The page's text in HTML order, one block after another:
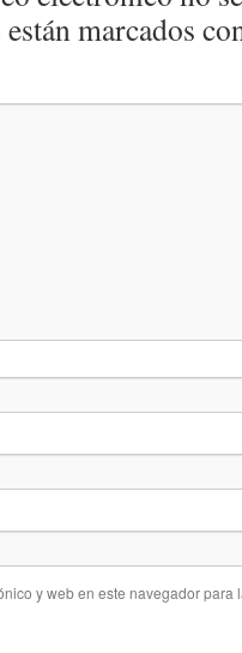
marcados
y web en este navegador para